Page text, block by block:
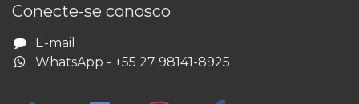
​Conecte-se conosco
E-​mail
WhatsApp - +55 27 98141-8925